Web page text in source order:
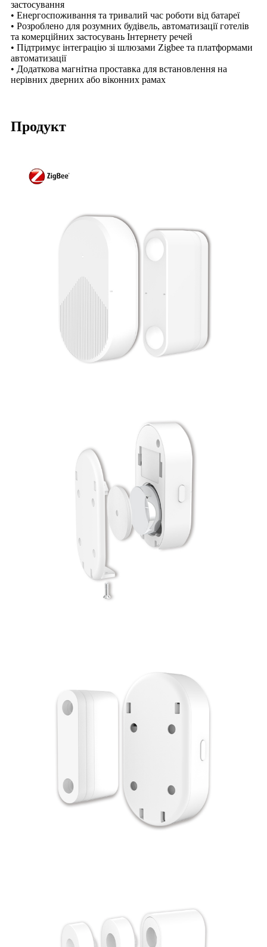
застосування
• Енергоспоживання та тривалий час роботи від батареї
• Розроблено для розумних будівель, автоматизації готелів
та комерційних застосувань Інтернету речей
• Підтримує інтеграцію зі шлюзами Zigbee та платформами
автоматизації
• Додаткова магнітна проставка для встановлення на
нерівних дверних або віконних рамах
Продукт